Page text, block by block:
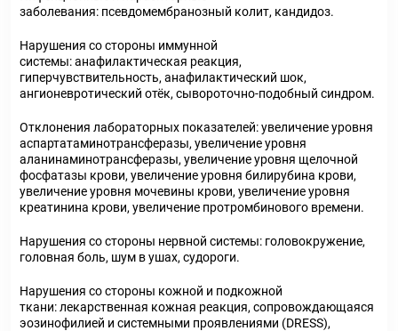
заболевания: псевдомембранозный колит, кандидоз.
Нарушения со стороны иммунной
системы: анафилактическая реакция,
гиперчувствительность, анафилактический шок,
ангионевротический отёк, сывороточно-подобный синдром.
Отклонения лабораторных показателей: увеличение уровня
аспартатаминотрансферазы, увеличение уровня
аланинаминотрансферазы, увеличение уровня щелочной
фосфатазы крови, увеличение уровня билирубина крови,
увеличение уровня мочевины крови, увеличение уровня
креатинина крови, увеличение протромбинового времени.
Нарушения со стороны нервной системы: головокружение,
головная боль, шум в ушах, судороги.
Нарушения со стороны кожной и подкожной
ткани: лекарственная кожная реакция, сопровождающаяся
эозинофилией и системными проявлениями (DRESS),